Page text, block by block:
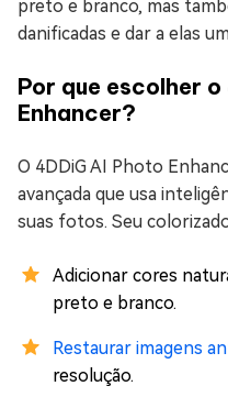
preto e branco, mas
danificadas e dar a elas
Por que escolher
Enhancer?
O 4DDiG AI Photo
avançada que usa
suas fotos. Seu
Adicionar cores
preto e branco.
Restaurar imagens
resolução.